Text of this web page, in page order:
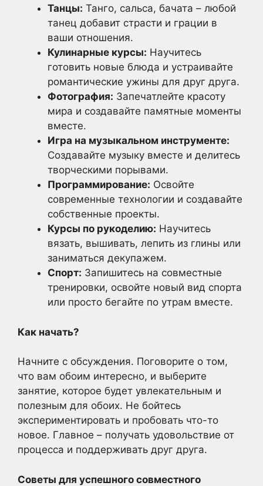
Танцы: Танго, сальса, бачата – любой
танец добавит страсти и грации в
ваши отношения.
Кулинарные курсы: Научитесь
готовить новые блюда и устраивайте
романтические ужины для друг друга.
Фотография: Запечатлейте красоту
мира и создавайте памятные моменты
вместе.
Игра на музыкальном инструменте:
Создавайте музыку вместе и делитесь
творческими порывами.
Программирование: Освойте
современные технологии и создавайте
собственные проекты.
Курсы по рукоделию: Научитесь
вязать, вышивать, лепить из глины или
заниматься декупажем.
Спорт: Запишитесь на совместные
тренировки, освойте новый вид спорта
или просто бегайте по утрам вместе.
Как начать?
Начните с обсуждения. Поговорите о том,
что вам обоим интересно, и выберите
занятие, которое будет увлекательным и
полезным для обоих. Не бойтесь
экспериментировать и пробовать что-то
новое. Главное – получать удовольствие от
процесса и поддерживать друг друга.
Советы для успешного совместного